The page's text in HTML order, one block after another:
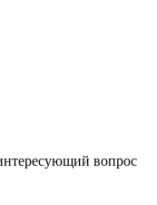
вопрос